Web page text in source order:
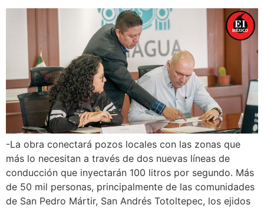
-La obra conectará pozos locales con las zonas que
más lo necesitan a través de dos nuevas líneas de
conducción que inyectarán 100 litros por segundo. Más
de 50 mil personas, principalmente de las comunidades
de San Pedro Mártir, San Andrés Totoltepec, los ejidos